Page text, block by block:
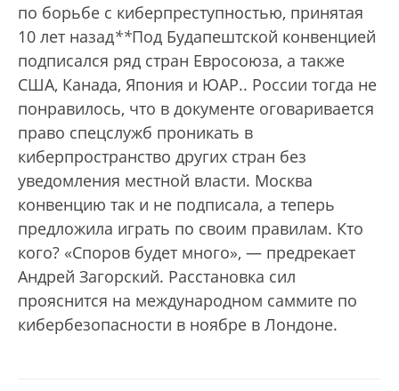
по борьбе с киберпреступностью, принятая
10 лет назад**Под Будапештской конвенцией
подписался ряд стран Евросоюза, а также
США, Канада, Япония и ЮАР.. России тогда не
понравилось, что в документе оговаривается
право спецслужб проникать в
киберпространство других стран без
уведомления местной власти. Москва
конвенцию так и не подписала, а теперь
предложила играть по своим правилам. Кто
кого? «Споров будет много», — предрекает
Андрей Загорский. Расстановка сил
прояснится на международном саммите по
кибербезопасности в ноябре в Лондоне.